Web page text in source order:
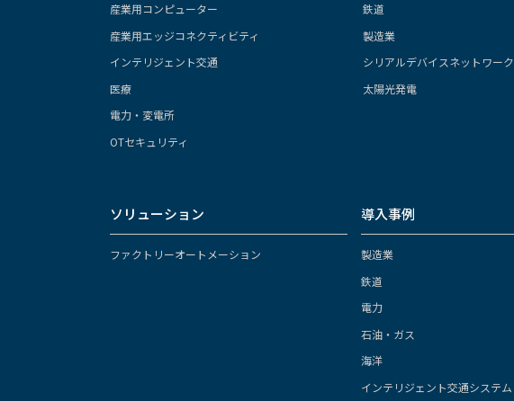
産業用コンピューター
産業用エッジコネクティビティ
インテリジェント交通
医療
電力・変電所
OTセキュリティ
鉄道
製造業
シリアルデバイスネットワーク
太陽光発電
ソリューション
ファクトリーオートメーション
導入事例
製造業
鉄道
電力
石油・ガス
海洋
インテリジェント交通システム